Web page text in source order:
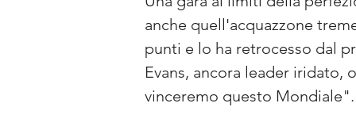
anche quell'acquazzone
punti e lo ha retrocesso dal
Evans, ancora leader iridato,
vinceremo questo